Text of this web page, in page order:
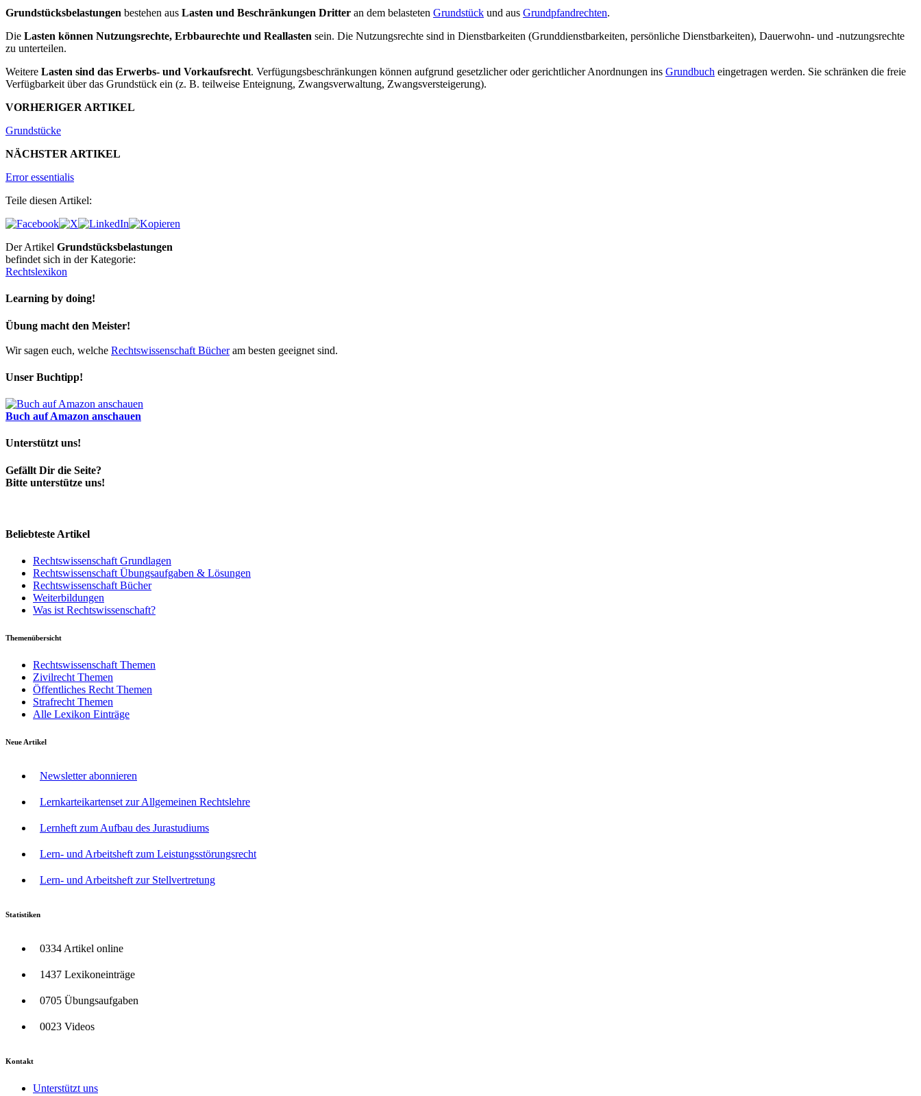
Grundstücksbelastungen bestehen aus Lasten und Beschränkungen Dritter an dem belasteten Grundstück und aus Grundpfandrechten.
Die Lasten können Nutzungsrechte, Erbbaurechte und Reallasten sein. Die Nutzungsrechte sind in Dienstbarkeiten (Grunddienstbarkeiten, persönliche Dienstbarkeiten), Dauerwohn- und -nutzungsrechte
zu unterteilen.
Weitere Lasten sind das Erwerbs- und Vorkaufsrecht. Verfügungsbeschränkungen können aufgrund gesetzlicher oder gerichtlicher Anordnungen ins Grundbuch eingetragen werden. Sie schränken die freie
Verfügbarkeit über das Grundstück ein (z. B. teilweise Enteignung, Zwangsverwaltung, Zwangsversteigerung).
VORHERIGER ARTIKEL
Grundstücke
NÄCHSTER ARTIKEL
Error essentialis
Teile diesen Artikel:
Der Artikel Grundstücksbelastungen
befindet sich in der Kategorie:
Rechtslexikon
Learning by doing!
Übung macht den Meister!
Wir sagen euch, welche Rechtswissenschaft Bücheram besten geeignet sind.
Unser Buchtipp!
Buch auf Amazon anschauen
Unterstützt uns!
Gefällt Dir die Seite?
Bitte unterstütze uns!
Beliebteste Artikel
Rechtswissenschaft Grundlagen
Rechtswissenschaft Übungsaufgaben & Lösungen
Rechtswissenschaft Bücher
Weiterbildungen
Was ist Rechtswissenschaft?
Themenübersicht
Rechtswissenschaft Themen
Zivilrecht Themen
Öffentliches Recht Themen
Strafrecht Themen
Alle Lexikon Einträge
Neue Artikel
Newsletter abonnieren
Lernkarteikartenset zur Allgemeinen Rechtslehre
Lernheft zum Aufbau des Jurastudiums
Lern- und Arbeitsheft zum Leistungsstörungsrecht
Lern- und Arbeitsheft zur Stellvertretung
Statistiken
0334 Artikel online
1437 Lexikoneinträge
0705 Übungsaufgaben
0023 Videos
Kontakt
Unterstützt uns